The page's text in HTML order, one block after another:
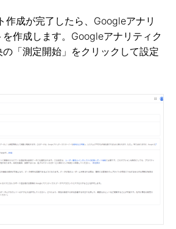
作成が完了したら、Googleアナリ
作成します。Googleアナリティク
「測定開始」をクリックして設定